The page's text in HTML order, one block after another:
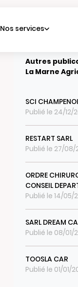
Nos services
Autres
La Marne
SCI
Publié le 24/12/
RESTART SARL
Publié le 27/08/
ORDRE
CONSEIL
Publié le 14/05/
SARL DREAM
Publié le 08/01/
TOOSLA CAR
Publié le 01/01/